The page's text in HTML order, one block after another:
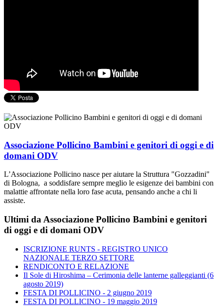
Associazione Pollicino Bambini e genitori di oggi e di
domani ODV
L’Associazione Pollicino nasce per aiutare la Struttura "Gozzadini"
di Bologna, a soddisfare sempre meglio le esigenze dei bambini con
malattie affrontate nella loro fase acuta, pensando anche a chi li
assiste.
Ultimi da Associazione Pollicino Bambini e genitori
di oggi e di domani ODV
ISCRIZIONE RUNTS - REGISTRO UNICO
NAZIONALE TERZO SETTORE
RENDICONTO E RELAZIONE
Il Sole di Hiroshima – Cerimonia delle lanterne galleggianti (6
agosto 2019)
FESTA DI POLLICINO - 2 giugno 2019
FESTA DI POLLICINO - 19 maggio 2019